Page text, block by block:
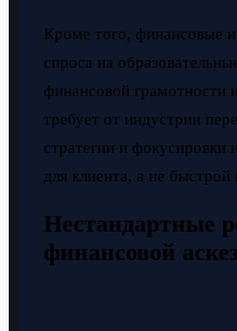
Кроме того, финансовые
спроса на
финансовой грамотности
требует от индустрии
стратегии и фокусировки
для клиента, а не
Нестандартные
финансовой